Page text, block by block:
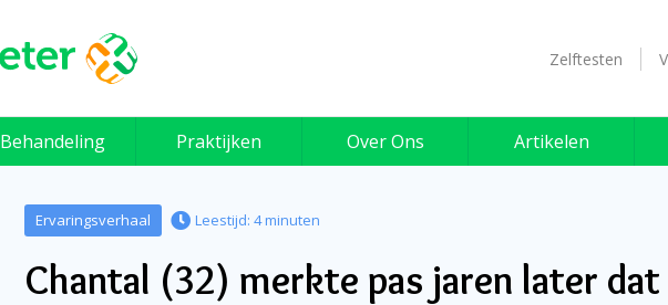
Zelftesten
Behandeling Praktijken Over Ons Artikelen
Ervaringsverhaal Leestijd: 4 minuten
Chantal (32) merkte pas jaren later dat